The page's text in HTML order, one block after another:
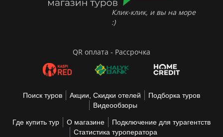
Клик-клик, и вы на море
:)
QR оплата - Рассрочка
Поиск туров Акции, Скидки отелей
Подборка туров
Видеообзоры
Где купить тур О магазине
Подключение для турагентств
Статистика туроператора